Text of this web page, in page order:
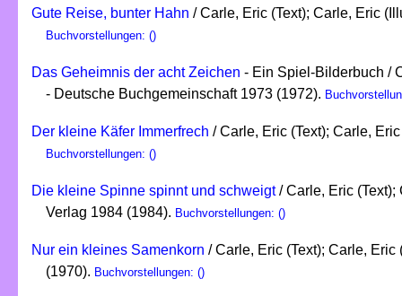
Gute Reise, bunter Hahn / Carle, Eric (Text); Carle, Eric
Buchvorstellungen: ()
Das Geheimnis der acht Zeichen - Ein Spiel-Bilderbuch /
- Deutsche Buchgemeinschaft 1973 (1972).
Der kleine Käfer Immerfrech / Carle, Eric (Text); Carle,
Buchvorstellungen: ()
Die kleine Spinne spinnt und schweigt/ Carle, Eric (Text);
Verlag 1984 (1984). Buchvorstellungen: ()
Nur ein kleines Samenkorn / Carle, Eric (Text); Carle,
(1970). Buchvorstellungen: ()